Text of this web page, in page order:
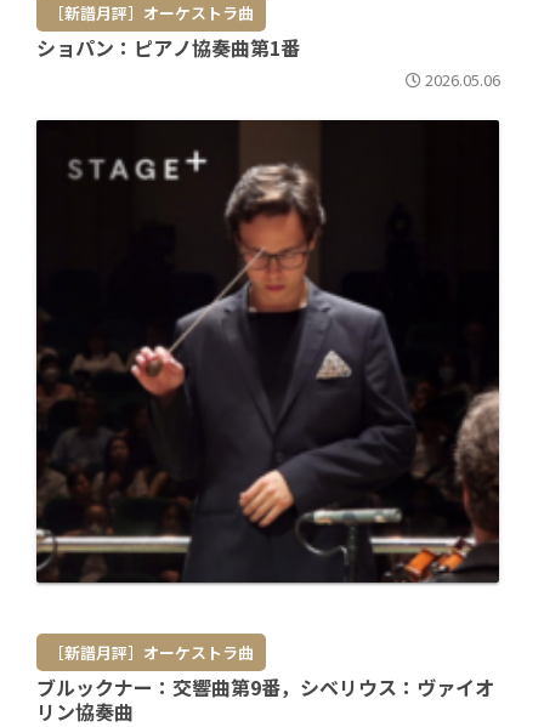
［新譜月評］オーケストラ曲
ショパン：ピアノ協奏曲第1番
2026.05.06
［新譜月評］オーケストラ曲
ブルックナー：交響曲第9番，シベリウス：ヴァイオ
リン協奏曲